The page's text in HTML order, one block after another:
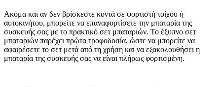
Ακόμα και αν δεν βρίσκεστε κοντά σε φορτιστή τοίχου ή
αυτοκινήτου, μπορείτε να επαναφορτίσετε την μπαταρία της
συσκευής σας με το πρακτικό σετ μπαταριών. Το έξυπνο σετ
μπαταριών παρέχει πρώτα τροφοδοσία, ώστε να μπορείτε να
αφαιρέσετε το σετ μετά από τη χρήση και να εξακολουθήσει η
μπαταρία της συσκευής σας να είναι πλήρως φορτισμένη.